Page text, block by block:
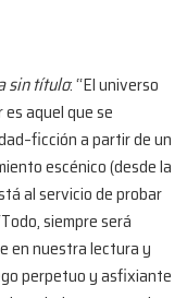
sin título: “El universo
aquel que se
a partir de un
escénico (desde la
al servicio de probar
siempre será
en nuestra lectura y
perpetuo y asfixiante